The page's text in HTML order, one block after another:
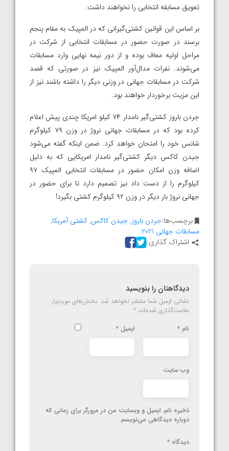
تعویق مسابقه انتخابی را نخواهند داشت.
بر اساس این قوانین کشتی‌گیرانی که در المپیک به مقام پنجم
برسند در صورت حضور در مسابقات انتخابی از شرکت در
مراحل اولیه معاف بوده و از دور نیمه نهایی وارد مسابقات
می‌شوند. نفرات مدال‌آور المپیک نیز در صورتی که قصد
شرکت در مسابقات جهانی در وزنی دیگر را داشته باشند نیز از
این مزیت برخوردار خواهند بود.
جردن باروز کشتی‌گیر نامدار ۷۴ کیلو امریکا چندی پیش اعلام
کرده بود که در مسابقات جهانی نروژ در وزن ۷۹ کیلوگرم
شانس خود را امتحان خواهد کرد. ضمن اینکه گفته می‌شود
جیدن کاکس دیگر کشتی‌گیر نامدار امریکایی که به دلیل
اضافه وزن امکان حضور در مسابقات انتخابی المپیک ۹۷
کیلوگرم را از دست داد نیز تصمیم دارد تا برای حضور در
جهانی نروژ بار دیگر در وزن ۹۲ کیلوگرم کشتی بگیرد!
برچسب‌ها:جردن باروز, جیدن کاکس,کشتی آمریکا,
مسابقات جهانی 2021
اشتراک گذاری:
دیدگاهتان را بنویسید
نشانی ایمیل شما منتشر نخواهد شد. بخش‌های موردنیاز
علامت‌گذاری شده‌اند *
نام * ایمیل *
وب‌ سایت
ذخیره نام، ایمیل و وبسایت من در مرورگر برای زمانی که
دوباره دیدگاهی می‌نویسم.
دیدگاه *